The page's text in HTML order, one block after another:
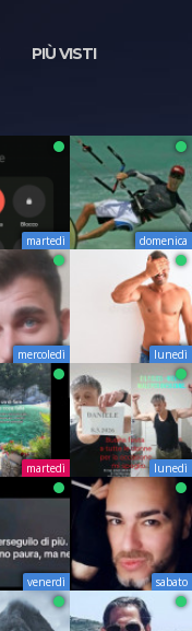
PIÙ VISTI
martedì domenica
mercoledì lunedì
martedì lunedì
venerdì sabato